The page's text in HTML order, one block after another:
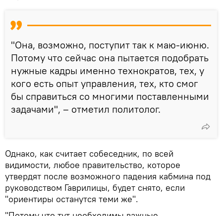
"Она, возможно, поступит так к маю-июню.
Потому что сейчас она пытается подобрать
нужные кадры именно технократов, тех, у
кого есть опыт управления, тех, кто смог
бы справиться со многими поставленными
задачами", – отметил политолог.
Однако, как считает собеседник, по всей
видимости, любое правительство, которое
утвердят после возможного падения кабмина под
руководством Гаврилицы, будет снято, если
"ориентиры останутся теми же".